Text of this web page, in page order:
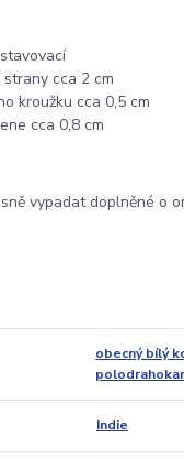
cca 2 cm
kroužku cca 0,5 cm
cca 0,8 cm
vypadat doplněné o
obecný bílý
Indie